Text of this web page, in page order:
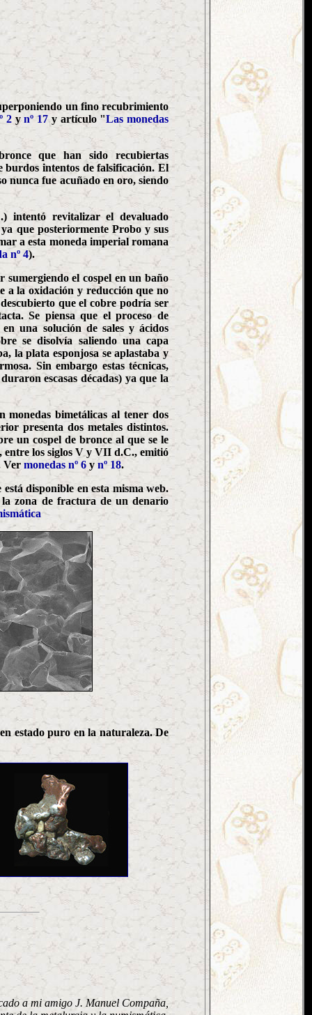
un fino recubrimiento
2 ynº 17y artículo "Las monedas
que han sido recubiertas
burdos intentos de falsificación. El
nunca fue acuñado en oro, siendo
intentó revitalizar el devaluado
que posteriormente Probo y sus
a esta moneda imperial romana
nº 4).
el cospel en un baño
a la oxidación y reducción que no
que el cobre podría ser
Se piensa que el proceso de
una solución de sales y ácidos
se disolvía saliendo una capa
la plata esponjosa se aplastaba y
Sin embargo estas técnicas,
escasas décadas) ya que la
monedas bimetálicas al tener dos
presenta dos metales distintos.
un cospel de bronce al que se le
los siglos V y VII d.C., emitió
Ver monedas nº 6 y nº 18.
disponible en esta misma web.
zona de fractura de un denario
estado puro en la naturaleza. De
a mi amigo J. Manuel Compaña,